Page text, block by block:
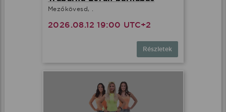
Mezőkövesd, .
2026.08.12 19:00 UTC+2
Részletek